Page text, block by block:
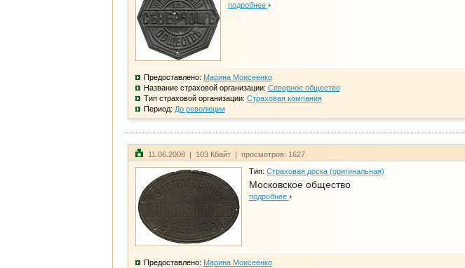
подробнее
Предоставлено: Марина Моисеенко
Название страховой организации: Северное общество
Тип страховой организации: Страховая компания
Период: До революции
11.06.2008 | 103 Кбайт | просмотров: 1627
Тип: Страховая доска (оригинальная)
Московское общество
подробнее
Предоставлено: Марина Моисеенко